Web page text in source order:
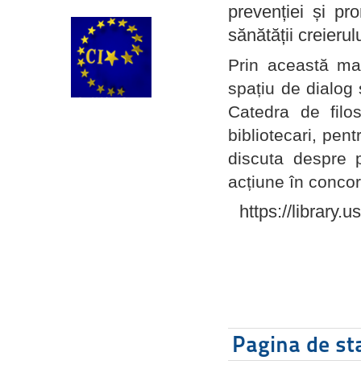
prevenției și
sănătății
Prin această
spațiu de dialog
Catedra de
bibliotecari,
discuta despre
acțiune în
https://
Pagina de